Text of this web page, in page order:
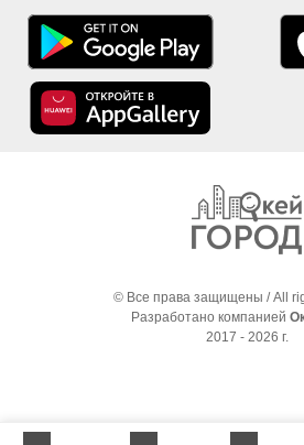
© Все права защищены / All
Разработано компанией
2017 - 2026 г.